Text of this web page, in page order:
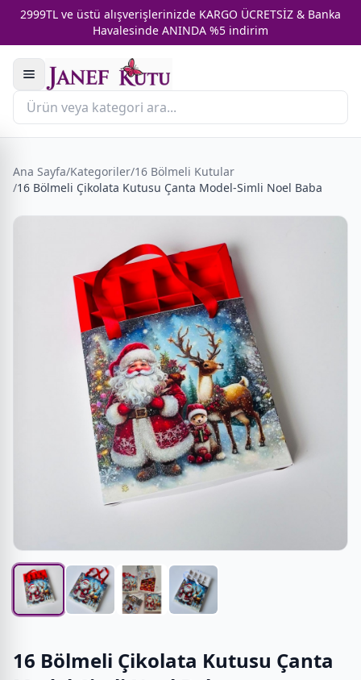
2999TL ve üstü alışverişlerinizde KARGO ÜCRETSİZ & Banka
Havalesinde ANINDA %5 indirim
Ana Sayfa/Kategoriler/16 Bölmeli Kutular
/16 Bölmeli Çikolata Kutusu Çanta Model-Simli Noel Baba
16 Bölmeli Çikolata Kutusu Çanta